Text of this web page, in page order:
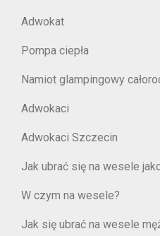
Adwokat
Pompa ciepła
Namiot glampingowy
Adwokaci
Adwokaci Szczecin
Jak ubrać się na wesele
W czym na wesele?
Jak się ubrać na wesele